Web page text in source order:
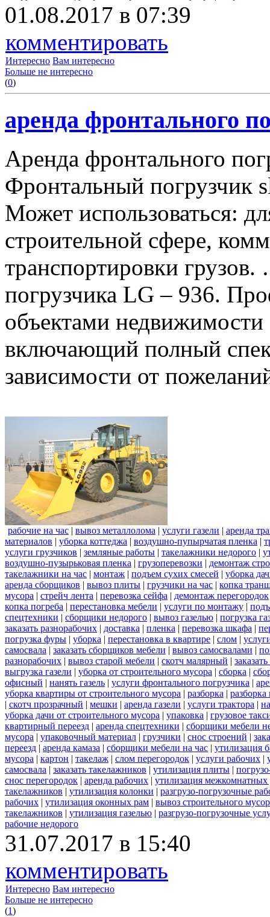
01.08.2017 в 07:39
комментировать
Интересно Вам интересно
Больше не интересно
(0)
аренда фронтального
Аренда фронтального
Фронтальный погрузчик
Может использоваться:
строительной сфере,
транспортировки
погрузчика LG – 936.
объектами
включающий полный
зависимости от
рабочие на час | вывоз металлолома | услуги газели | аренда
материалов | уборка коттеджа | воздушно-пупырчатая пленка |
услуги грузчиков | земляные работы | такелажники недорого |
воздушно-пузырьковая пленка | грузоперевозки | демонтаж
такелажники на час | монтаж | подъем сухих смесей | уборка
аренда сборщиков | вывоз плиты | грузчики на час | копка
мусора | стрейч лента | перевозка сейфа | демонтаж перегородок
копка погреба | перестановка мебели | услуги по монтажу |
спецтехники | сборщики недорого | вывоз газелью | погрузка
заказать разнорабочих | доставка | пленка | перевозка шкафа |
погрузка фуры | уборка | перестановка в квартире | слом |
самосвала | заказать сборщиков мебели | вывоз самосвалами |
разнорабочих | вывоз старой мебели | скотч малярный |
выгрузка газели | уборка от строительного мусора | сборка |
офисный | нанять газель | услуги фронтального погрузчика |
уборка квартиры от строительного мусора | разборка |
| скотч прозрачный | мешки | аренда газели | услуги трактора |
уборка дачи от строительного мусора | упаковка | грузовое
квартирный переезд | аренда спецтехники | сборщики мебели
мусора | упаковочный материал | грузчики | снос строений |
переезд | аренда камаза | сборщики мебели на час | утилизация
мусора | картон | такелаж | слом перегородок | услуги рабочих |
самосвала | заказать такелажников | утилизация плиты |
снос перегородок | аренда рабочих | утилизация межкомнатных
такелажников | утилизация колонки | разгрузо-погрузочные
рабочих | утилизация оконных рам | вывоз строительного
такелажников | утилизация газелью | разгрузо-погрузочные
рабочие недорого
31.07.2017 в 15:40
комментировать
Интересно Вам интересно
Больше не интересно
(1)